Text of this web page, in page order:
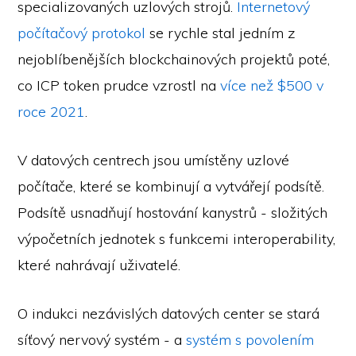
specializovaných uzlových strojů. Internetový
počítačový protokol se rychle stal jedním z
nejoblíbenějších blockchainových projektů poté,
co ICP token prudce vzrostl navíce než $500 v
roce 2021.
V datových centrech jsou umístěny uzlové
počítače, které se kombinují a vytvářejí podsítě.
Podsítě usnadňují hostování kanystrů - složitých
výpočetních jednotek s funkcemi interoperability,
které nahrávají uživatelé.
O indukci nezávislých datových center se stará
síťový nervový systém - asystém s povolením